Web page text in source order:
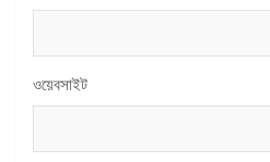
ওয়েবসাইট